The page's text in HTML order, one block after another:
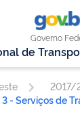
Governo
de
2017/